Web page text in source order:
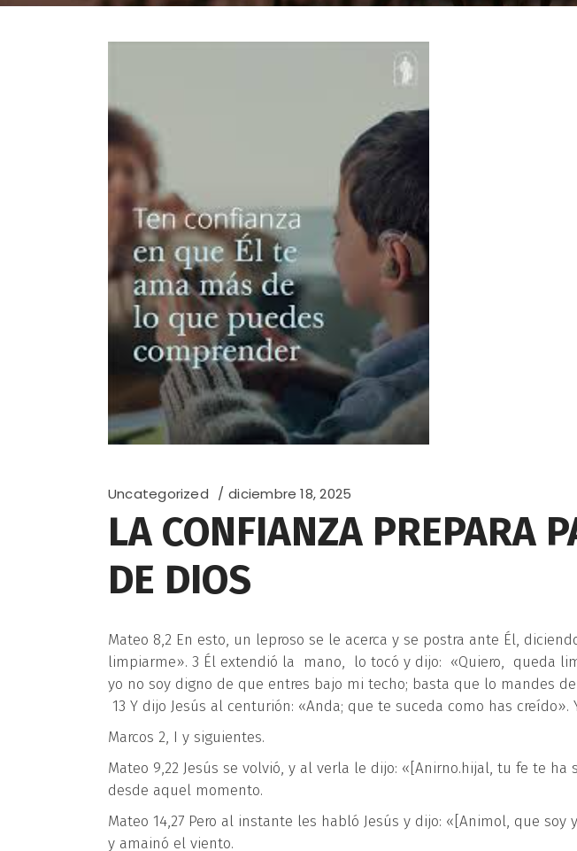
Uncategorized diciembre 18, 2025
LA CONFIANZA PREPARA
DE DIOS
Mateo 8,2 En esto, un leproso se le acerca y se postra ante Él,
limpiarme». 3 Él extendió la mano, lo tocó y dijo: «Quiero, queda
yo no soy digno de que entres bajo mi techo; basta que lo mandes
13 Y dijo Jesús al centurión: «Anda; que te suceda como has
Marcos 2, I y siguientes.
Mateo 9,22 Jesús se volvió, y al verla le dijo: «[Anirno.hijal, tu fe te
desde aquel momento.
Mateo 14,27 Pero al instante les habló Jesús y dijo: «[Animol, que soy
y amainó el viento.